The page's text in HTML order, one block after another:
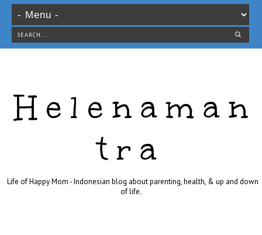
Helenaman
tra
Life of Happy Mom - Indonesian blog about parenting, health, & up and down
of life.